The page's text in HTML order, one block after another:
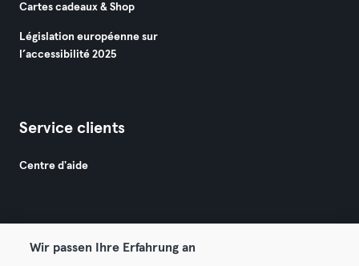
Cartes cadeaux & Shop
Législation européenne sur
l’accessibilité 2025
Service clients
Centre d'aide
Wir passen Ihre Erfahrung an